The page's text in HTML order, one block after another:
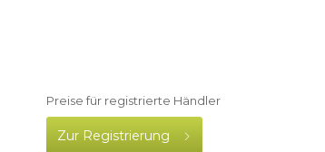
Preise für registrierte Händler
Zur Registrierung